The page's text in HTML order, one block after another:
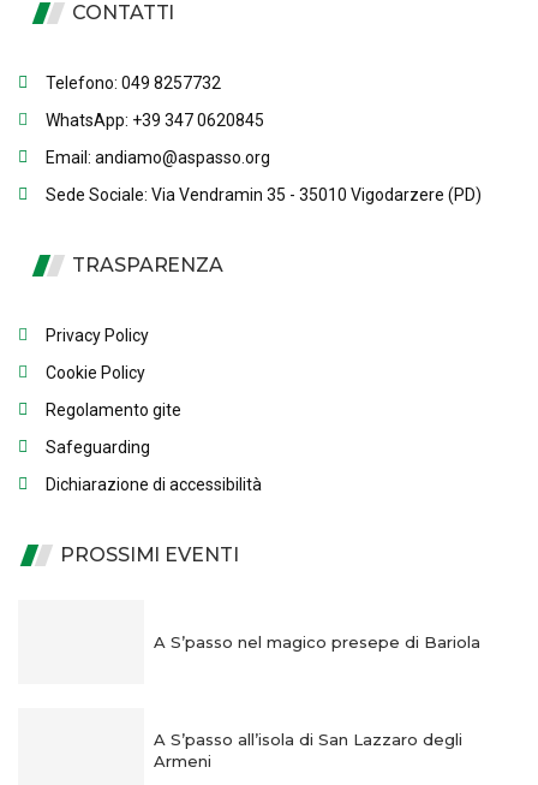
CONTATTI
Telefono: 049 8257732
WhatsApp: +39 347 0620845
Email: andiamo@aspasso.org
Sede Sociale: Via Vendramin 35 - 35010 Vigodarzere (PD)
TRASPARENZA
Privacy Policy
Cookie Policy
Regolamento gite
Safeguarding
Dichiarazione di accessibilità
PROSSIMI EVENTI
A S’passo nel magico presepe di Bariola
A S’passo all’isola di San Lazzaro degli
Armeni